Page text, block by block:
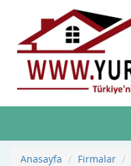
Anasayfa
Firmalar